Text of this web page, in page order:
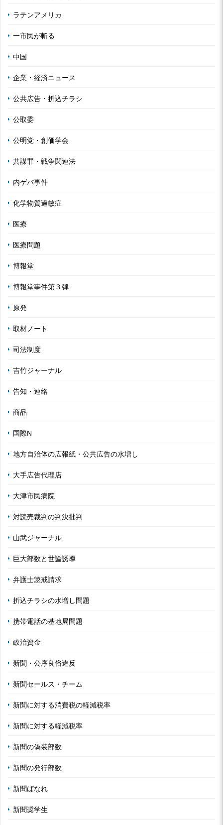
ラテンアメリカ
一市民が斬る
中国
企業・経済ニュース
公共広告・折込チラシ
公取委
公明党・創価学会
共謀罪・戦争関連法
内ゲバ事件
化学物質過敏症
医療
医療問題
博報堂
博報堂事件第３弾
原発
取材ノート
司法制度
吉竹ジャーナル
告知・連絡
商品
国際N
地方自治体の広報紙・公共広告の水増し
大手広告代理店
大津市民病院
対読売裁判の判決批判
山武ジャーナル
巨大部数と世論誘導
弁護士懲戒請求
折込チラシの水増し問題
携帯電話の基地局問題
政治資金
新聞・公序良俗違反
新聞セールス・チーム
新聞に対する消費税の軽減税率
新聞に対する軽減税率
新聞の偽装部数
新聞の発行部数
新聞ばなれ
新聞奨学生